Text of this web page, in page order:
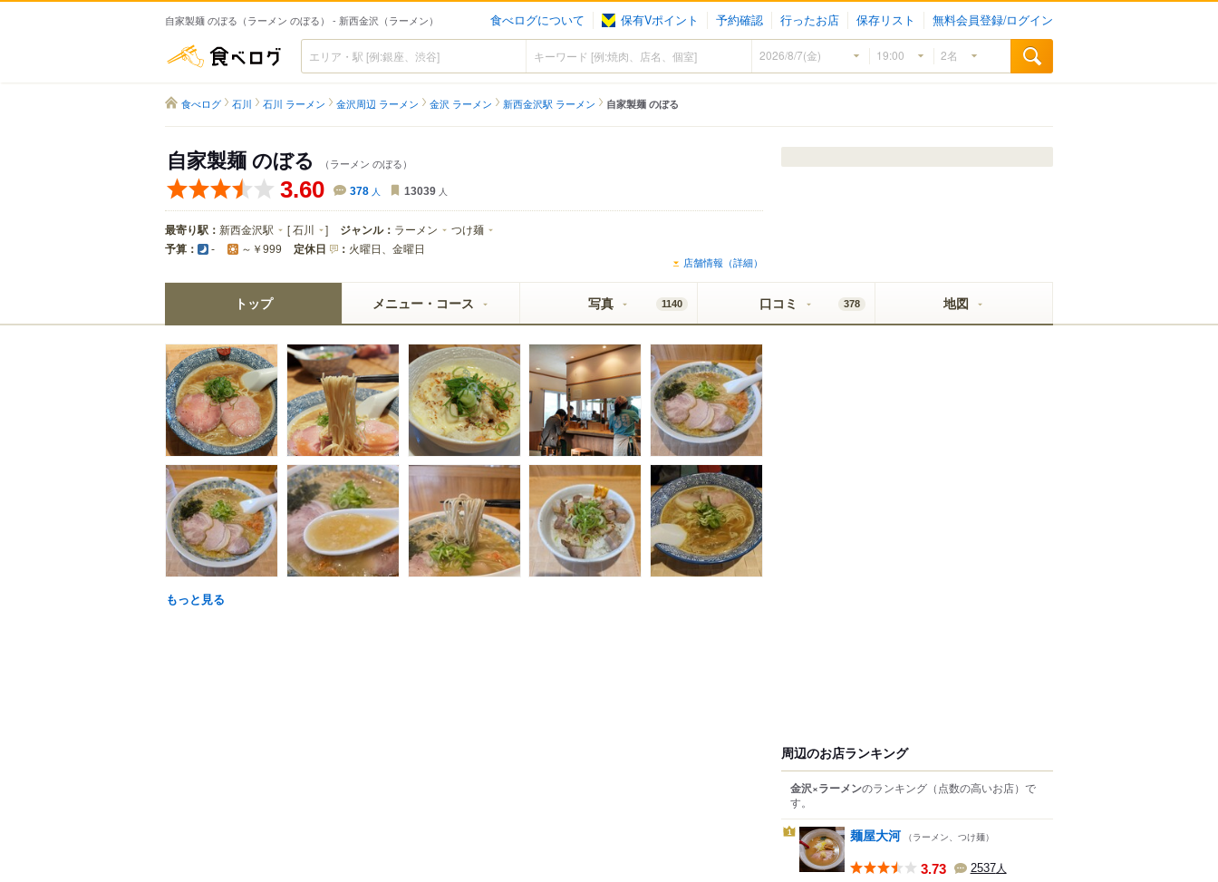
自家製麺 のぼる（ラーメン のぼる） - 新西金沢（ラーメン） 食べログについて 保有Vポイント 予約確認 行ったお店 保存リスト 無料会員登録/ログイン
食べログ
食べログ 石川 石川 ラーメン 金沢周辺 ラーメン 金沢 ラーメン 新西金沢駅 ラーメン 自家製麺 のぼる
自家製麺 のぼる （ラーメン のぼる）
3.60 378 人 13039 人
最寄り駅： 新西金沢駅 [石川 ] ジャンル： ラーメン つけ麺
予算： - ～￥999 定休日 ： 火曜日、金曜日
店舗情報（詳細）
トップ メニュー・コース 写真 1140 口コミ 378 地図
もっと見る
周辺のお店ランキング
金沢×ラーメンのランキング （点数の高いお店） で
す。
1 麺屋大河 （ラーメン、つけ麺）
3.73 2537人